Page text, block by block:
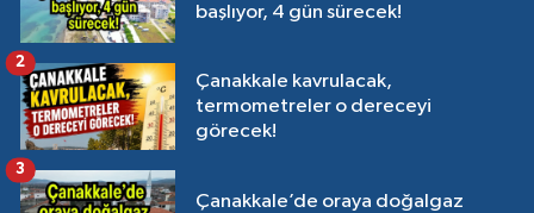
başlıyor, 4 gün sürecek!
Çanakkale kavrulacak,
termometreler o dereceyi
görecek!
2
Çanakkale’de oraya doğalgaz
3